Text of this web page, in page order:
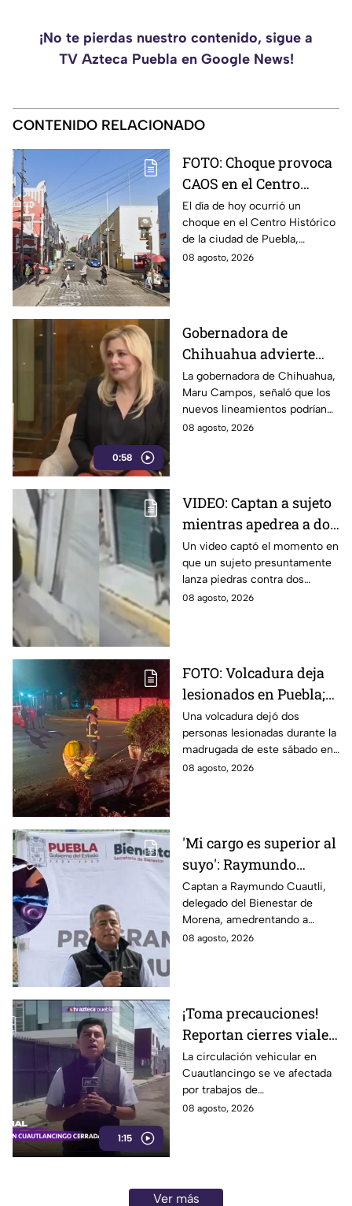
¡No te pierdas nuestro contenido, sigue a
TV Azteca Puebla en Google News!
CONTENIDO RELACIONADO
FOTO: Choque provoca
CAOS en el Centro
Histórico HOY sábado;
vías alternas
El día de hoy ocurrió un
choque en el Centro Histórico
de la ciudad de Puebla,
ocasionando caos en la
08 agosto, 2026
0:58
Gobernadora de
Chihuahua advierte
riesgos para la libertad
de expresión por
nuevos lineamientos
del gobierno federal
La gobernadora de Chihuahua,
Maru Campos, señaló que los
nuevos lineamientos podrían
representar un riesgo para la
08 agosto, 2026
VIDEO: Captan a sujeto
mientras apedrea a dos
jóvenes en plena calle
en Calpulalpan,
Tlaxcala
Un video captó el momento en
que un sujeto presuntamente
lanza piedras contra dos
jóvenes en el periférico de
08 agosto, 2026
FOTO: Volcadura deja
lesionados en Puebla;
así quedó el vehículo
destrozado
Una volcadura dejó dos
personas lesionadas durante la
madrugada de este sábado en
la ciudad de Puebla, luego de
08 agosto, 2026
'Mi cargo es superior al
suyo': Raymundo
Cuautli, funcionario de
Morena, amedrenta a
policías tras chocarlos
por conducir
Captan a Raymundo Cuautli,
delegado del Bienestar de
Morena, amedrentando a
policías de San Andrés Cholula
08 agosto, 2026
1:15
¡Toma precauciones!
Reportan cierres viales
en Cuautlancingo hoy
sábado; vías alternas
La circulación vehicular en
Cuautlancingo se ve afectada
por trabajos de
reencarpetamiento la mañana
08 agosto, 2026
Ver más